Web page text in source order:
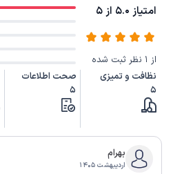
امتیاز 5.0 از 5
از 1 نظر ثبت شده
نظافت و تمیزی
5
صحت اطلاعات
5
بهرام
اردیبهشت ۱۴۰۵